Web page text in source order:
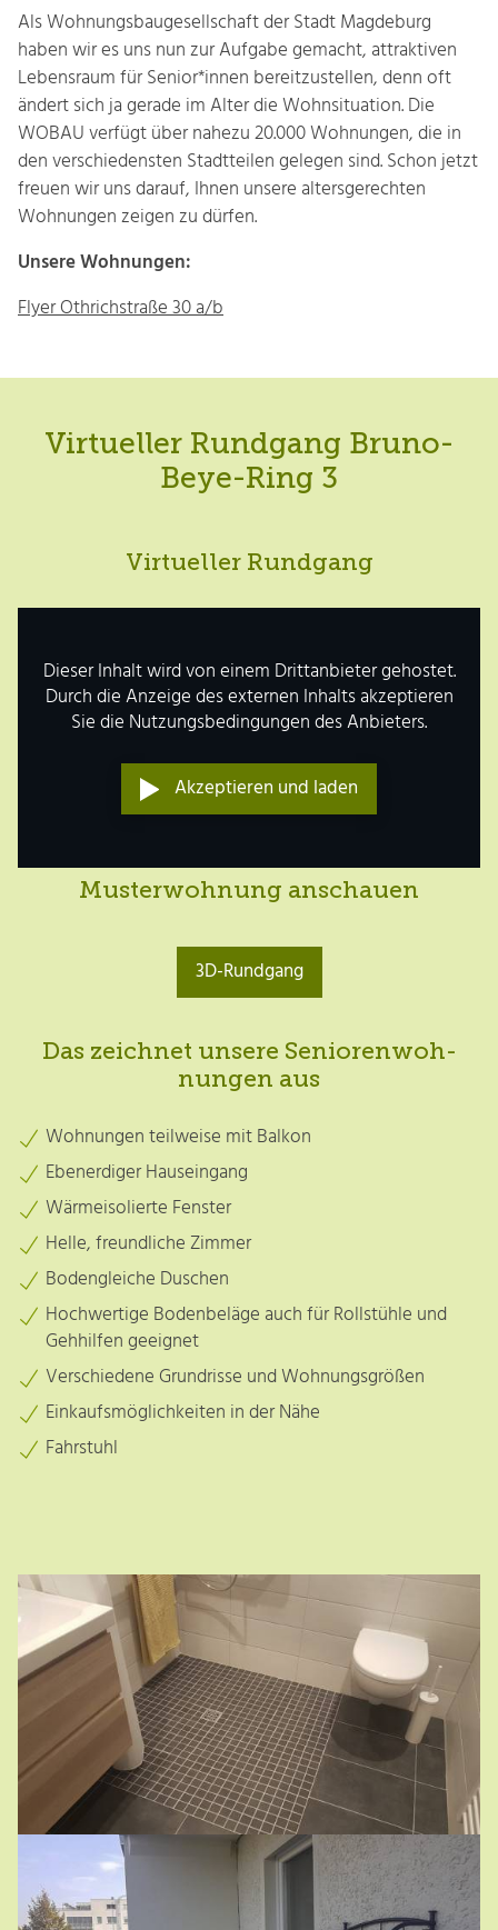
Als Wohnungs­bau­gesell­schaft der Stadt Magde­burg
haben wir es uns nun zur Aufgabe gemacht, attrak­tiven
Lebens­raum für Senior*innen bereit­zustellen, denn oft
ändert sich ja gerade im Alter die Wohn­situ­ation. Die
WOBAU verfügt über nahezu 20.000 Wohnungen, die in
den verschie­den­sten Stadt­teilen gelegen sind. Schon jetzt
freuen wir uns darauf, Ihnen unsere alters­gerechten
Wohnungen zeigen zu dürfen.
Unsere Wohnungen:
Flyer Othrichstraße 30 a/b
Virtueller Rundgang Bruno-
Beye-Ring 3
Virtueller Rundgang
Dieser Inhalt wird von einem Drittanbieter gehostet.
Durch die Anzeige des externen Inhalts akzeptieren
Sie die Nutzungsbedingungen des Anbieters.
Akzeptieren und laden
Musterwohnung anschauen
3D-Rundgang
Das zeichnet unsere Senio­ren­woh­
nun­gen aus
Wohnungen teilweise mit Balkon
Ebenerdiger Hauseingang
Wärmeisolierte Fenster
Helle, freundliche Zimmer
Bodengleiche Duschen
Hochwertige Bodenbeläge auch für Rollstühle und
Gehhilfen geeignet
Verschiedene Grundrisse und Wohnungsgrößen
Einkaufsmöglichkeiten in der Nähe
Fahrstuhl